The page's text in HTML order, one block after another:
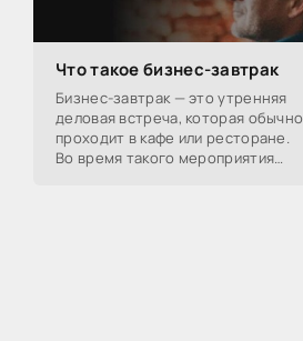
Что такое бизнес-завтрак
Бизнес-завтрак — это утренняя
деловая встреча, которая обычно
проходит в кафе или ресторане.
Во время такого мероприятия